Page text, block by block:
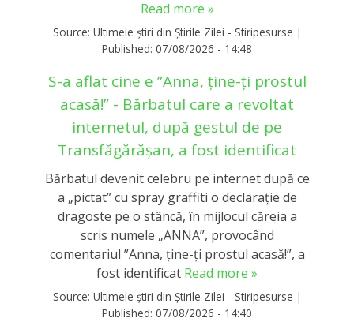
Read more »
Source: Ultimele știri din Știrile Zilei - Stiripesurse |
Published: 07/08/2026 - 14:48
S-a aflat cine e ”Anna, ţine-ţi prostul
acasă!” - Bărbatul care a revoltat
internetul, după gestul de pe
Transfăgărășan, a fost identificat
Bărbatul devenit celebru pe internet după ce
a „pictat” cu spray graffiti o declaraţie de
dragoste pe o stâncă, în mijlocul căreia a
scris numele „ANNA”, provocând
comentariul ”Anna, ţine-ţi prostul acasă!”, a
fost identificat Read more »
Source: Ultimele știri din Știrile Zilei - Stiripesurse |
Published: 07/08/2026 - 14:40